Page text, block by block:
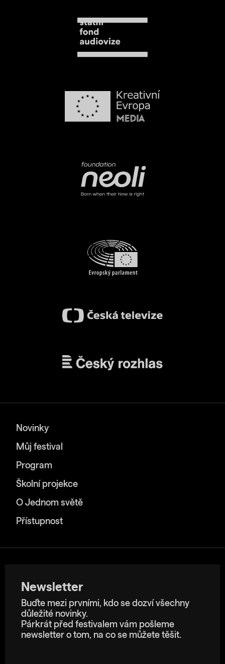
Novinky
Můj festival
Program
Školní projekce
O Jednom světě
Přístupnost
Newsletter
Buďte mezi prvními, kdo se dozví všechny
důležité novinky.
Párkrát před festivalem vám pošleme
newsletter o tom, na co se můžete těšit.